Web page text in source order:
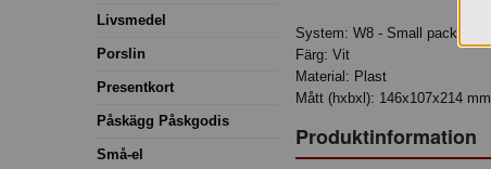
Livsmedel
Porslin
Presentkort
Påskägg Påskgodis
Små-el
System: W8 - Small pack
Färg: Vit
Material: Plast
Mått (hxbxl): 146x107x214 mm
Produktinformation